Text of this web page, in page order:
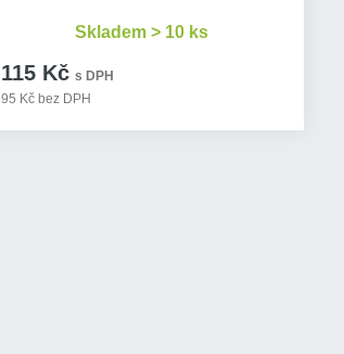
115 Kč s DPH
95 Kč bez DPH
Skladem > 10 ks